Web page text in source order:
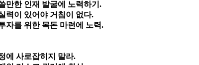
만한 인재 발굴에 노력하기 .
력이 있어야 거침이 없다.
자를 위한 목돈 마련에 노력.
에 사로잡히지 말라.